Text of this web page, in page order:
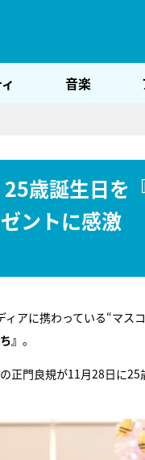
音楽
歳誕生日を
ントに感激
アに携わっている“マ
』 。
正門良規が11月28日に